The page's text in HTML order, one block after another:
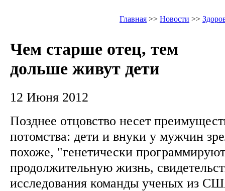
Главная >> Новости >>
Чем старше отец, тем
дольше живут дети
12 Июня 2012
Позднее отцовство несет
потомства: дети и внуки у мужчин
похоже, "генетически
продолжительную жизнь,
исследования команды ученых из